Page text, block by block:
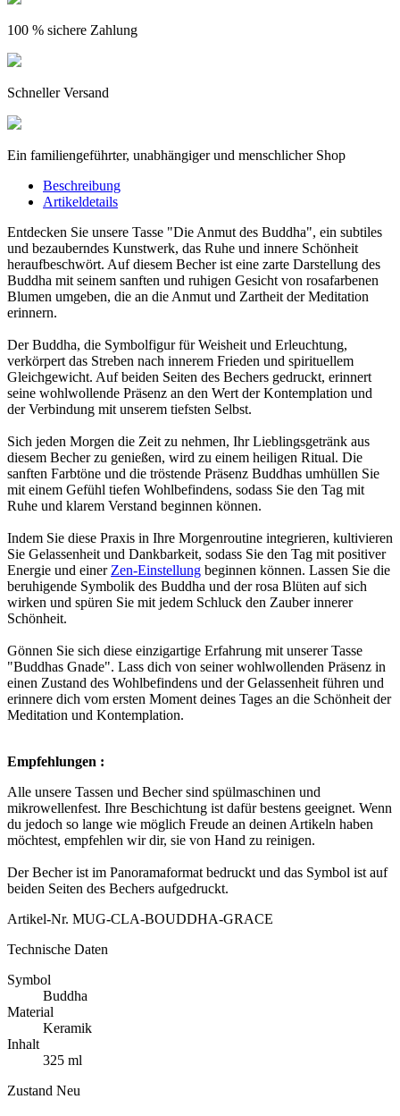
100 % sichere Zahlung
Schneller Versand
Ein familiengeführter, unabhängiger und menschlicher Shop
Beschreibung
Artikeldetails
Entdecken Sie unsere Tasse "Die Anmut des Buddha", ein subtiles
und bezauberndes Kunstwerk, das Ruhe und innere Schönheit
heraufbeschwört. Auf diesem Becher ist eine zarte Darstellung des
Buddha mit seinem sanften und ruhigen Gesicht von rosafarbenen
Blumen umgeben, die an die Anmut und Zartheit der Meditation
erinnern.
Der Buddha, die Symbolfigur für Weisheit und Erleuchtung,
verkörpert das Streben nach innerem Frieden und spirituellem
Gleichgewicht. Auf beiden Seiten des Bechers gedruckt, erinnert
seine wohlwollende Präsenz an den Wert der Kontemplation und
der Verbindung mit unserem tiefsten Selbst.
Sich jeden Morgen die Zeit zu nehmen, Ihr Lieblingsgetränk aus
diesem Becher zu genießen, wird zu einem heiligen Ritual. Die
sanften Farbtöne und die tröstende Präsenz Buddhas umhüllen Sie
mit einem Gefühl tiefen Wohlbefindens, sodass Sie den Tag mit
Ruhe und klarem Verstand beginnen können.
Indem Sie diese Praxis in Ihre Morgenroutine integrieren, kultivieren
Sie Gelassenheit und Dankbarkeit, sodass Sie den Tag mit positiver
Energie und einerZen-Einstellung beginnen können. Lassen Sie die
beruhigende Symbolik des Buddha und der rosa Blüten auf sich
wirken und spüren Sie mit jedem Schluck den Zauber innerer
Schönheit.
Gönnen Sie sich diese einzigartige Erfahrung mit unserer Tasse
"Buddhas Gnade". Lass dich von seiner wohlwollenden Präsenz in
einen Zustand des Wohlbefindens und der Gelassenheit führen und
erinnere dich vom ersten Moment deines Tages an die Schönheit der
Meditation und Kontemplation.
Empfehlungen :
Alle unsere Tassen und Becher sind spülmaschinen und
mikrowellenfest. Ihre Beschichtung ist dafür bestens geeignet. Wenn
du jedoch so lange wie möglich Freude an deinen Artikeln haben
möchtest, empfehlen wir dir, sie von Hand zu reinigen.
Der Becher ist im Panoramaformat bedruckt und das Symbol ist auf
beiden Seiten des Bechers aufgedruckt.
Artikel-Nr. MUG-CLA-BOUDDHA-GRACE
Technische Daten
Symbol
Buddha
Material
Keramik
Inhalt
325 ml
Zustand Neu